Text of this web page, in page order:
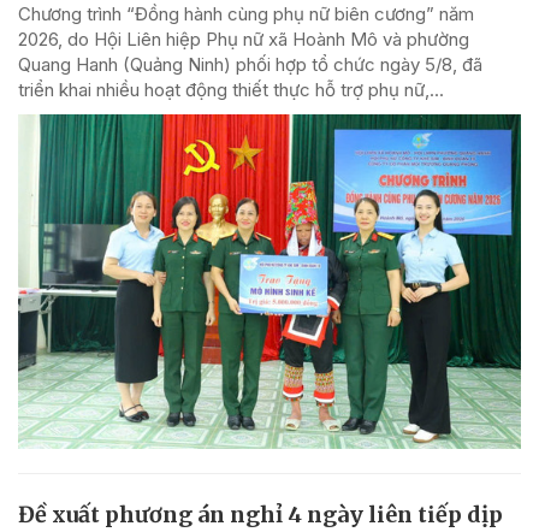
Chương trình “Đồng hành cùng phụ nữ biên cương” năm
2026, do Hội Liên hiệp Phụ nữ xã Hoành Mô và phường
Quang Hanh (Quảng Ninh) phối hợp tổ chức ngày 5/8, đã
triển khai nhiều hoạt động thiết thực hỗ trợ phụ nữ,...
Đề xuất phương án nghỉ 4 ngày liên tiếp dịp